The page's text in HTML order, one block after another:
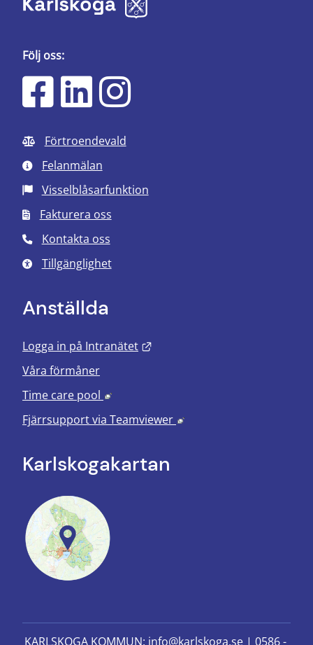
Följ oss:
Förtroendevald
Felanmälan
Visselblåsarfunktion
Fakturera oss
Kontakta oss
Tillgänglighet
Anställda
Logga in på Intranätet
Våra förmåner
Time care pool
Länk till annan webbplats, öppnas i
Fjärrsupport via Teamviewer Länk till annan
Karlskoga­kartan
KARLSKOGA KOMMUN: info@karlskoga.se | 0586 -